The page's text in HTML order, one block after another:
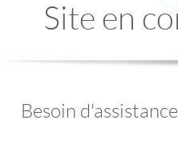
Site en
Besoin